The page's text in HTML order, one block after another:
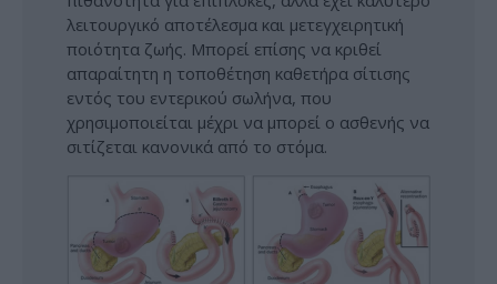
λειτουργικό αποτέλεσμα και μετεγχειρητική
ποιότητα ζωής. Μπορεί επίσης να κριθεί
απαραίτητη η τοποθέτηση καθετήρα σίτισης
εντός του εντερικού σωλήνα, που
χρησιμοποιείται μέχρι να μπορεί ο ασθενής να
σιτίζεται κανονικά από το στόμα.